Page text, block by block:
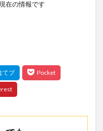
在の情報です